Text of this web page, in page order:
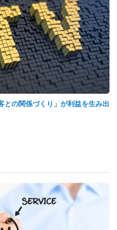
との関係づくり」が利益を生み出